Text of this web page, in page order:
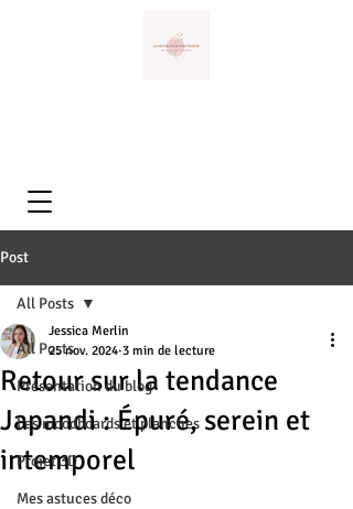
Post
All Posts
Présentation du blog
Les moodboards et planches
Projet 3D
Mes astuces déco
All Posts
Retour sur la tendance
Japandi : Épuré, serein et
intemporel
Jessica Merlin
25 nov. 2024 3 min de lecture